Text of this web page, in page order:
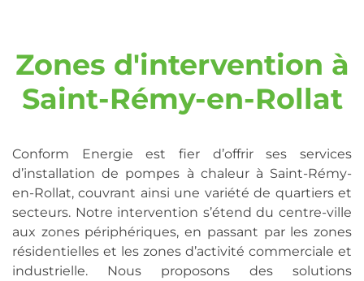
Zones d'intervention à
Saint-Rémy-en-Rollat
Conform Energie est fier d’offrir ses services
d’installation de pompes à chaleur à Saint-Rémy-
en-Rollat, couvrant ainsi une variété de quartiers et
secteurs. Notre intervention s’étend du centre-ville
aux zones périphériques, en passant par les zones
résidentielles et les zones d’activité commerciale et
industrielle. Nous proposons des solutions